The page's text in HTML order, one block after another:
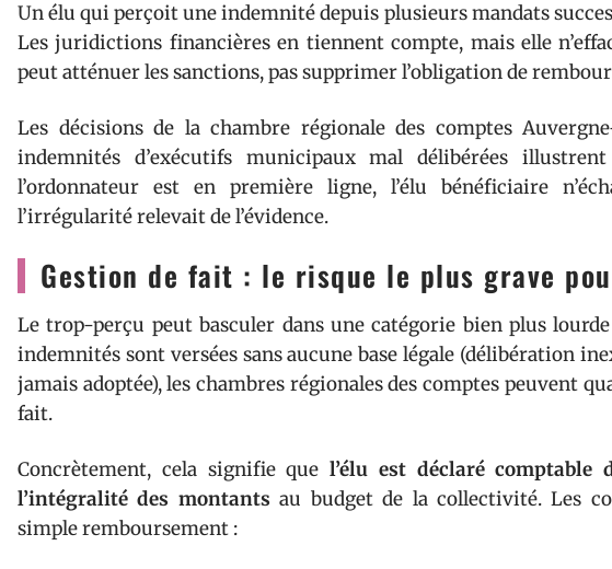
Un élu qui perçoit une indemnité depuis plusieurs mandats
Les juridictions financières en tiennent compte, mais elle
peut atténuer les sanctions, pas supprimer l’obligation de
Les décisions de la chambre régionale des comptes
indemnités d’exécutifs municipaux mal délibérées
l’ordonnateur est en première ligne, l’élu bénéficiaire
l’irrégularité relevait de l’évidence.
Gestion de fait : le risque le plus grave
Le trop-perçu peut basculer dans une catégorie bien plus lourde
indemnités sont versées sans aucune base légale (délibération
jamais adoptée), les chambres régionales des comptes peuvent
fait.
Concrètement, cela signifie quel’élu est déclaré
l’intégralité des montants au budget de la collectivité. Les
simple remboursement :